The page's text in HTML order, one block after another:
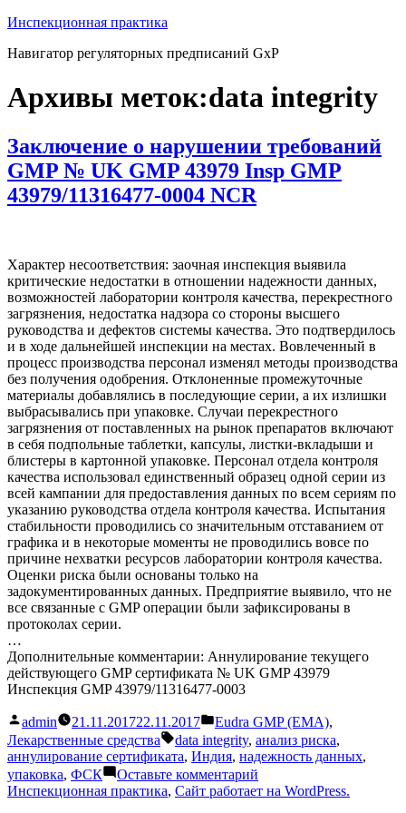
Перейти
содержимому
Инспекционная практика
Навигатор регуляторных предписаний GxP
Архивы меток:data integrity
Заключение о нарушении требований
GMP № UK GMP 43979 Insp GMP
43979/11316477-0004 NCR
Характер несоответствия: заочная инспекция выявила
критические недостатки в отношении надежности данных,
возможностей лаборатории контроля качества, перекрестного
загрязнения, недостатка надзора со стороны высшего
руководства и дефектов системы качества. Это подтвердилось
и в ходе дальнейшей инспекции на местах. Вовлеченный в
процесс производства персонал изменял методы производства
без получения одобрения. Отклоненные промежуточные
материалы добавлялись в последующие серии, а их излишки
выбрасывались при упаковке. Случаи перекрестного
загрязнения от поставленных на рынок препаратов включают
в себя подпольные таблетки, капсулы, листки-вкладыши и
блистеры в картонной упаковке. Персонал отдела контроля
качества использовал единственный образец одной серии из
всей кампании для предоставления данных по всем сериям по
указанию руководства отдела контроля качества. Испытания
стабильности проводились со значительным отставанием от
графика и в некоторые моменты не проводились вовсе по
причине нехватки ресурсов лаборатории контроля качества.
Оценки риска были основаны только на
задокументированных данных. Предприятие выявило, что не
все связанные с GMP операции были зафиксированы в
протоколах серии.
…
Дополнительные комментарии: Аннулирование текущего
действующего GMP сертификата № UK GMP 43979
Инспекция GMP 43979/11316477-0003
Написано
автором
admin 21.11.201722.11.2017
Написано
в
Eudra GMP (EMA),
Лекарственные средства
Метки:
data integrity, анализ риска,
аннулирование сертификата, Индия, надежность данных,
упаковка, ФСК Оставьте комментарий
Заключение
Инспекционная практика, Сайт работает на WordPress.